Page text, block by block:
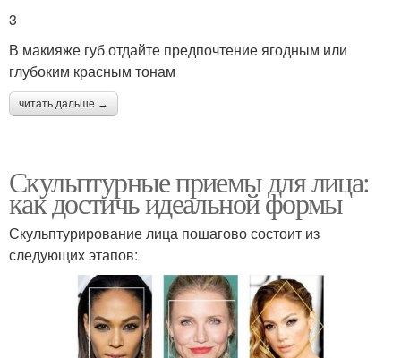
3
В макияже губ отдайте предпочтение ягодным или
глубоким красным тонам
читать дальше →
Скульптурные приемы для лица:
как достичь идеальной формы
Скульптурирование лица пошагово состоит из
следующих этапов: